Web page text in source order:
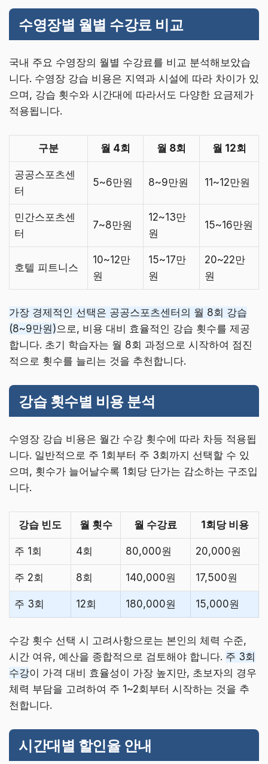
수영장별 월별 수강료 비교
국내 주요 수영장의 월별 수강료를 비교 분석해보았습
니다. 수영장 강습 비용은 지역과 시설에 따라 차이가 있
으며, 강습 횟수와 시간대에 따라서도 다양한 요금제가
적용됩니다.
구분 월 4회 월 8회 월 12회
공공스포츠센
터
5~6만원 8~9만원 11~12만원
민간스포츠센
터
7~8만원
12~13만
원
15~16만원
호텔 피트니스
10~12만
원
15~17만
원
20~22만
원
가장 경제적인 선택은 공공스포츠센터의 월 8회 강습
(8~9만원)으로, 비용 대비 효율적인 강습 횟수를 제공
합니다. 초기 학습자는 월 8회 과정으로 시작하여 점진
적으로 횟수를 늘리는 것을 추천합니다.
강습 횟수별 비용 분석
수영장 강습 비용은 월간 수강 횟수에 따라 차등 적용됩
니다. 일반적으로 주 1회부터 주 3회까지 선택할 수 있
으며, 횟수가 늘어날수록 1회당 단가는 감소하는 구조입
니다.
강습 빈도 월 횟수 월 수강료 1회당 비용
주 1회 4회 80,000원 20,000원
주 2회 8회 140,000원 17,500원
주 3회 12회 180,000원 15,000원
수강 횟수 선택 시 고려사항으로는 본인의 체력 수준,
시간 여유, 예산을 종합적으로 검토해야 합니다. 주 3회
수강이 가격 대비 효율성이 가장 높지만, 초보자의 경우
체력 부담을 고려하여 주 1~2회부터 시작하는 것을 추
천합니다.
시간대별 할인율 안내